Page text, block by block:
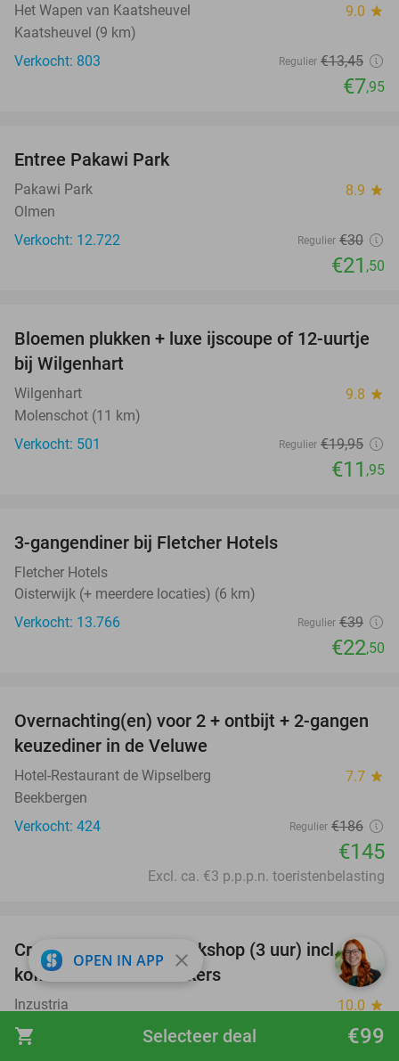
shopping_cart €99
Selecteer deal
Het Wapen van Kaatsheuvel 9.0 star
Kaatsheuvel (9 km)
Verkocht: 803
Regulier €13,45
€7,95
Entree Pakawi Park
Pakawi Park 8.9 star
Olmen
Verkocht: 12.722
Regulier €30
€21 ,50
40%
Bloemen plukken + luxe ijscoupe of 12-uurtje
bij Wilgenhart
Wilgenhart 9.8 star
Molenschot (11 km)
Verkocht: 501
Regulier €19,95
€11 ,95
3-gangendiner bij Fletcher Hotels
Fletcher Hotels
Oisterwijk (+ meerdere locaties) (6 km)
Verkocht: 13.766
Regulier €39
€22,50
22%
Overnachting(en) voor 2 + ontbijt + 2-gangen
keuzediner in de Veluwe
Hotel-Restaurant de Wipselberg 7.7 star
Beekbergen
Verkocht: 424
Regulier €186
€145
Excl. ca. €3 p.p.p.n. toeristenbelasting
40%
Creatieve keramiekworkshop (3 uur) incl.
koffie/thee en wat lekkers
Inzustria 10.0 star
Oosterhout (15 km)
OPEN IN APP close